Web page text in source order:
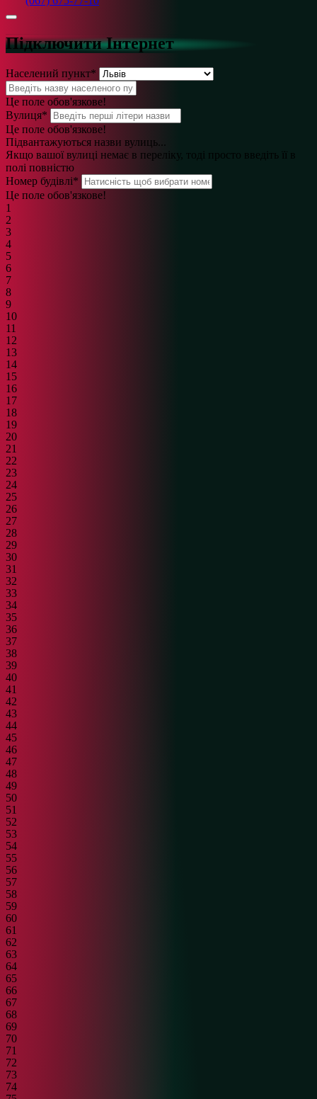
Підключити Інтернет
Населений пункт*
Це поле обов'язкове!
Вулиця*
Це поле обов'язкове!
Підвантажуються назви вулиць...
Якщо вашої вулиці немає в переліку, тоді просто введіть її в
полі повністю
Номер будівлі*
Це поле обов'язкове!
1
2
3
4
5
6
7
8
9
10
11
12
13
14
15
16
17
18
19
20
21
22
23
24
25
26
27
28
29
30
31
32
33
34
35
36
37
38
39
40
41
42
43
44
45
46
47
48
49
50
51
52
53
54
55
56
57
58
59
60
61
62
63
64
65
66
67
68
69
70
71
72
73
74